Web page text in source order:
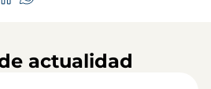
actualidad